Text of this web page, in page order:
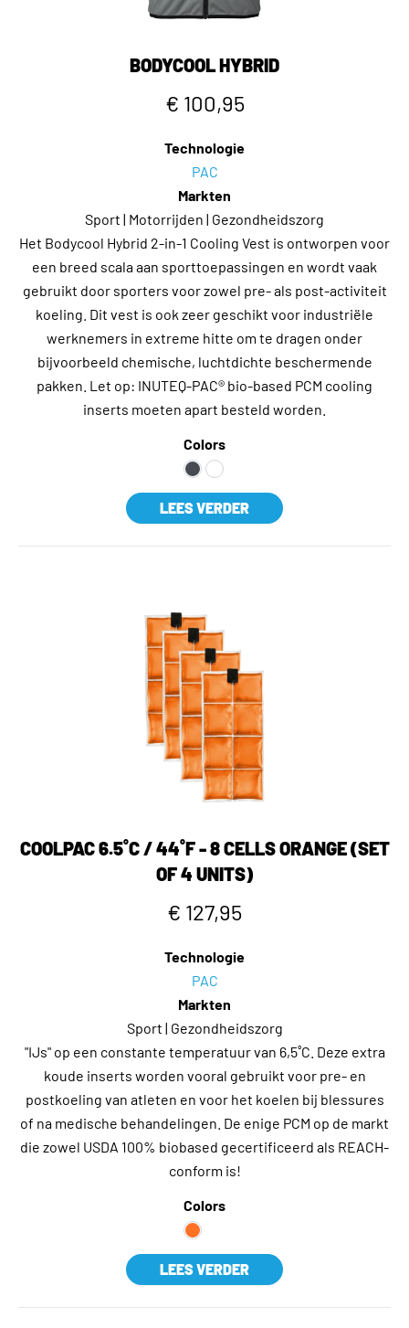
trainingen. Gemaakt van lichtgewicht,
eenvoudig te activeren en biedt het urenlang effectieve
optimaal contact met het lichaam, waardoor zowel het
is perfect voor snelle verkoeling
tijdens en na het sporten en biedt tot drie uur verkoeling.
Activeer de handdoek eenvoudig door deze in water te
dompelen, uit te knijpen, even uit te schudden voor direct
verkoelend effect. Deze milieuvriendelijke, absorberende
handdoek is ideaal om zweet weg te vegen, het herstel te
versnellen en sportprestaties te ondersteunen.
Voor gerichte verkoeling tijdens intense inspanning biedt
de sportieve
cap tot acht uur lang
verkoeling. Deze lichtgewicht, comfortabele
verdampingskoelingspet is eenvoudig te activeren met
water en ontworpen om je hoofd koel te houden, zodat je
gefocust en comfortabel blijft tijdens elke training of
BODYCOOL HYBRID
€ 100,95
Technologie
PAC
Markten
Sport | Motorrijden | Gezondheidszorg
Het Bodycool Hybrid 2-in-1 Cooling Vest is ontworpen voor
een breed scala aan sporttoepassingen en wordt vaak
gebruikt door sporters voor zowel pre- als post-activiteit
koeling. Dit vest is ook zeer geschikt voor industriële
werknemers in extreme hitte om te dragen onder
bijvoorbeeld chemische, luchtdichte beschermende
pakken. Let op: INUTEQ-PAC® bio-based PCM cooling
inserts moeten apart besteld worden.
Colors
LEES VERDER
COOLPAC 6.5˚C / 44˚F - 8 CELLS ORANGE (SET
OF 4 UNITS)
€ 127,95
Technologie
PAC
Markten
Sport | Gezondheidszorg
"IJs" op een constante temperatuur van 6,5˚C. Deze extra
koude inserts worden vooral gebruikt voor pre- en
postkoeling van atleten en voor het koelen bij blessures
of na medische behandelingen. De enige PCM op de markt
die zowel USDA 100% biobased gecertificeerd als REACH-
conform is!
Colors
LEES VERDER